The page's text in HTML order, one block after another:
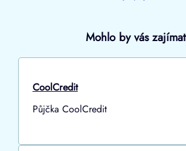
Mohlo by vás zajímat
CoolCredit
Půjčka CoolCredit